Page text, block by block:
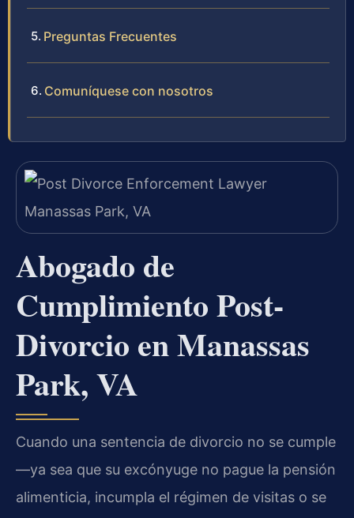
Preguntas Frecuentes
Comuníquese con nosotros
Abogado de
Cumplimiento Post-
Divorcio en Manassas
Park, VA
Cuando una sentencia de divorcio no se cumple
—ya sea que su excónyuge no pague la pensión
alimenticia, incumpla el régimen de visitas o se